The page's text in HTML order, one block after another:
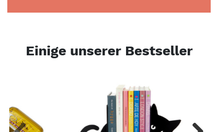
Einige unserer Bestseller